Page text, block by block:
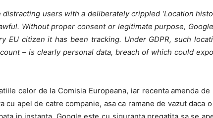
users with a deliberately crippled ‘Location
Without proper consent or legitimate purpose,
EU citizen it has been tracking. Under GDPR, such
– is clearly personal data, breach of which could
celor de la Comisia Europeana, iar recenta amenda de
cu apel de catre companie, asa ca ramane de vazut daca